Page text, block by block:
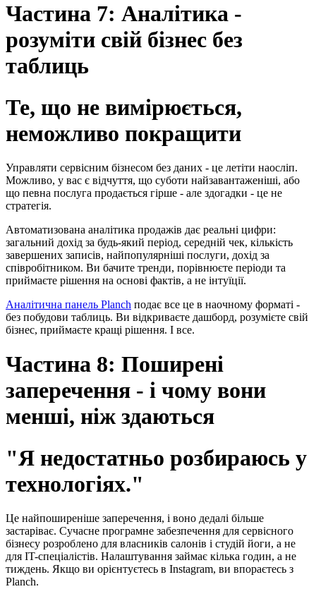
Частина 7: Аналітика -
розуміти свій бізнес без
таблиць
Те, що не вимірюється,
неможливо покращити
Управляти сервісним бізнесом без даних - це летіти наосліп.
Можливо, у вас є відчуття, що суботи найзавантаженіші, або
що певна послуга продається гірше - але здогадки - це не
стратегія.
Автоматизована аналітика продажів дає реальні цифри:
загальний дохід за будь-який період, середній чек, кількість
завершених записів, найпопулярніші послуги, дохід за
співробітником. Ви бачите тренди, порівнюєте періоди та
приймаєте рішення на основі фактів, а не інтуїції.
Аналітична панель Planch подає все це в наочному форматі -
без побудови таблиць. Ви відкриваєте дашборд, розумієте свій
бізнес, приймаєте кращі рішення. І все.
Частина 8: Поширені
заперечення - і чому вони
менші, ніж здаються
"Я недостатньо розбираюсь у
технологіях."
Це найпоширеніше заперечення, і воно дедалі більше
застаріває. Сучасне програмне забезпечення для сервісного
бізнесу розроблено для власників салонів і студій йоги, а не
для IT-спеціалістів. Налаштування займає кілька годин, а не
тиждень. Якщо ви орієнтуєтесь в Instagram, ви впораєтесь з
Planch.